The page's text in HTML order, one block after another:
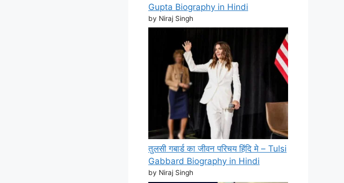
Gupta Biography in Hindi
by Niraj Singh
तुलसी गबार्ड का जीवन परिचय हिंदि मे – Tulsi
Gabbard Biography in Hindi
by Niraj Singh